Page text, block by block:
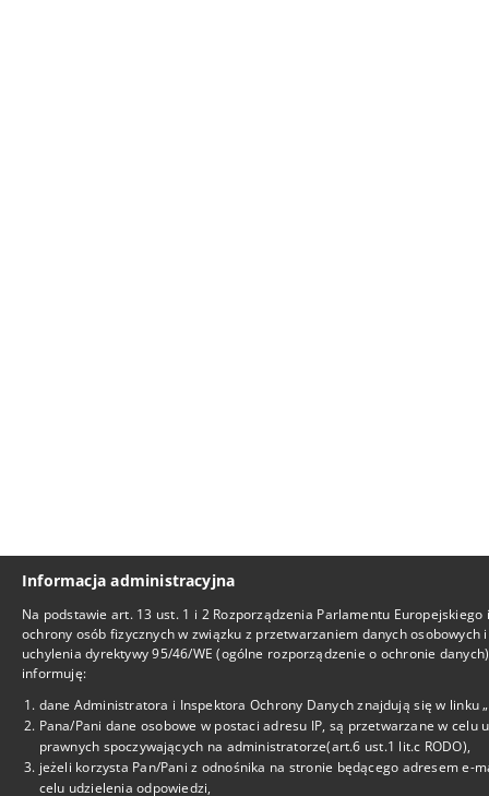
Informacja administracyjna
Na podstawie art. 13 ust. 1 i 2 Rozporządzenia Parlamentu
ochrony osób fizycznych w związku z przetwarzaniem danych
uchylenia dyrektywy 95/46/WE (ogólne rozporządzenie o ochronie
informuję:
dane Administratora i Inspektora Ochrony Danych znajdują się w linku
Pana/Pani dane osobowe w postaci adresu IP, są przetwarzane w
prawnych spoczywających na administratorze(art.6 ust.1 lit.c RODO),
jeżeli korzysta Pan/Pani z odnośnika na stronie będącego adresem e-
celu udzielenia odpowiedzi,